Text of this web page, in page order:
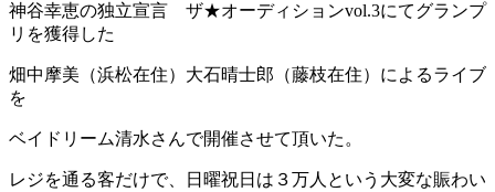
神谷幸恵の独立宣言 ザ★オーディションvol.3にてグランプ
リを獲得した
畑中摩美（浜松在住）大石晴士郎（藤枝在住）によるライブ
を
ベイドリーム清水さんで開催させて頂いた。
レジを通る客だけで、日曜祝日は３万人という大変な賑わい